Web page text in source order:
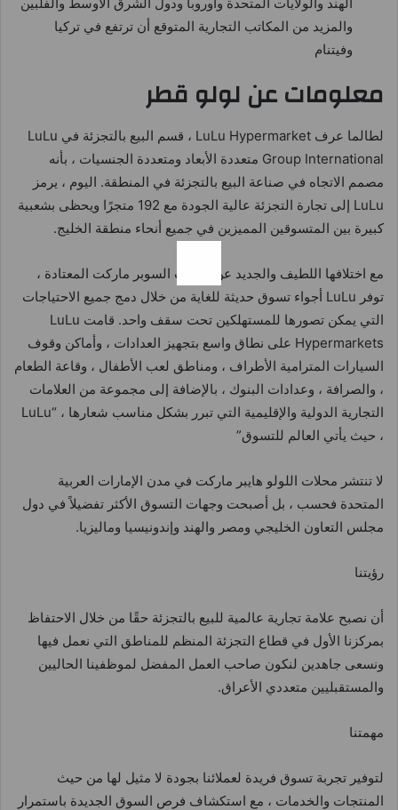
والمزيد من المكاتب التجارية المتوقع أن ترتفع في تركيا
وفيتنام
معلومات عن لولو قطر
لطالما عرف LuLu Hypermarket ، قسم البيع بالتجزئة في LuLu
Group International متعددة الأبعاد ومتعددة الجنسيات ، بأنه
مصمم الاتجاه في صناعة البيع بالتجزئة في المنطقة. اليوم ، يرمز
LuLu إلى تجارة التجزئة عالية الجودة مع 192 متجرًا ويحظى بشعبية
كبيرة بين المتسوقين المميزين في جميع أنحاء منطقة الخليج.
مع اختلافها اللطيف والجديد عن محلات السوبر ماركت المعتادة ،
توفر LuLu أجواء تسوق حديثة للغاية من خلال دمج جميع الاحتياجات
التي يمكن تصورها للمستهلكين تحت سقف واحد. قامت LuLu
Hypermarkets على نطاق واسع بتجهيز العدادات ، وأماكن وقوف
السيارات المترامية الأطراف ، ومناطق لعب الأطفال ، وقاعة الطعام
، والصرافة ، وعدادات البنوك ، بالإضافة إلى مجموعة من العلامات
التجارية الدولية والإقليمية التي تبرر بشكل مناسب شعارها ، “LuLu
، حيث يأتي العالم للتسوق”
لا تنتشر محلات اللولو هايبر ماركت في مدن الإمارات العربية
المتحدة فحسب ، بل أصبحت وجهات التسوق الأكثر تفضيلاً في دول
مجلس التعاون الخليجي ومصر والهند وإندونيسيا وماليزيا.
رؤيتنا
أن نصبح علامة تجارية عالمية للبيع بالتجزئة حقًا من خلال الاحتفاظ
بمركزنا الأول في قطاع التجزئة المنظم للمناطق التي نعمل فيها
ونسعى جاهدين لنكون صاحب العمل المفضل لموظفينا الحاليين
والمستقبليين متعددي الأعراق.
مهمتنا
لتوفير تجربة تسوق فريدة لعملائنا بجودة لا مثيل لها من حيث
المنتجات والخدمات ، مع استكشاف فرص السوق الجديدة باستمرار